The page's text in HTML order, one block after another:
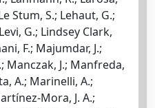
Stum, S.; Lehaut, G.;
G.; Lindsey Clark,
F.; Majumdar, J.;
Manczak, J.; Manfreda,
A.; Marinelli, A.;
Mora, J. A.;